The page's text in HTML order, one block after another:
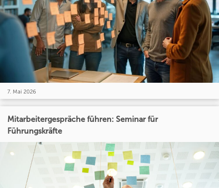
7. Mai 2026
Mitarbeitergespräche führen: Seminar für
Führungskräfte